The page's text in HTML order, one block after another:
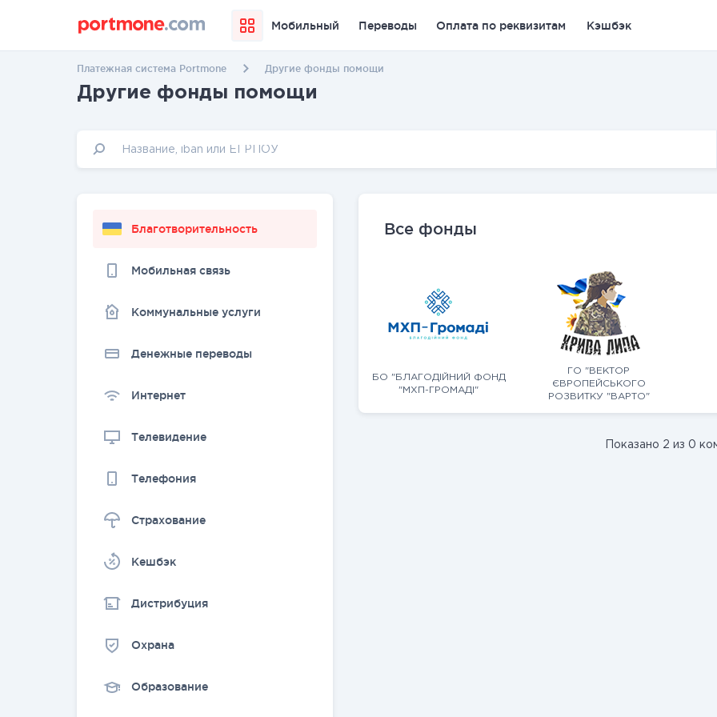
Мобильный Переводы Оплата по реквизитам Кэшбэк
Платежная система Portmone Другие фонды помощи
Другие фонды помощи
Благотворительность
Мобильная связь
Коммунальные услуги
Денежные переводы
Интернет
Телевидение
Телефония
Страхование
Kешбэк
Дистрибуция
Охрана
Образование
Все фонды
БО "БЛАГОДІЙНИЙ ФОНД
"МХП-ГРОМАДІ"
ГО "ВЕКТОР
ЄВРОПЕЙСЬКОГО
РОЗВИТКУ "ВАРТО"
Показано 2 из 0